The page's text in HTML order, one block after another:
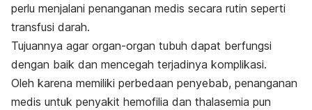
perlu menjalani penanganan medis secara rutin seperti
transfusi darah.
Tujuannya agar organ-organ tubuh dapat berfungsi
dengan baik dan mencegah terjadinya komplikasi.
Oleh karena memiliki perbedaan penyebab, penanganan
medis untuk penyakit hemofilia dan thalasemia pun